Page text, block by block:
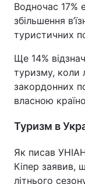
Водночас 17%
збільшення
туристичних
Ще 14%
туризму, коли
закордонних
власною
Туризм в
Як писав
Кіпер заявив,
літнього